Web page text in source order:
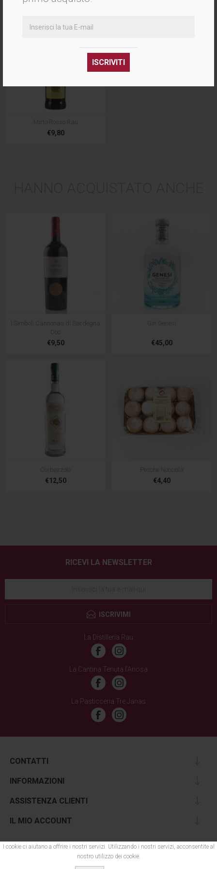
Mirto Rosso Rau
€9,80
I Simboli Cannonau di Sardegna
Doc
€9,50
Gin Genesi
€45,00
Corbezzolo
€12,50
Pesche Nocciola
€4,40
RICEVI LA NEWSLETTER
ISCRIVIMI
La Distilleria Rau
La Cantina Tenuta l’Ariosa
La Pasticceria Tre Janas
CONTATTI
INFORMAZIONI
ASSISTENZA CLIENTI
IL MIO ACCOUNT
- Copyright © 2026 Rau. Tutti i diritti riservati - P. IVA:
I cookie ci aiutano a offrire i nostri servizi. Utilizzando i nostri servizi, acconsentite al
nostro utilizzo dei cookie.